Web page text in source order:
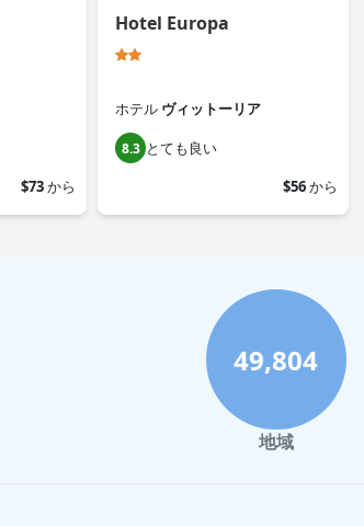
$73から
Hotel Europa
ホテル ヴィットーリア
8.3 とても良い
$56から
49,804
地域